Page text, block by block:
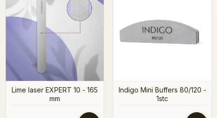
Lime laser EXPERT 10 - 165
mm
Indigo Mini Buffers 80/120 -
1stc